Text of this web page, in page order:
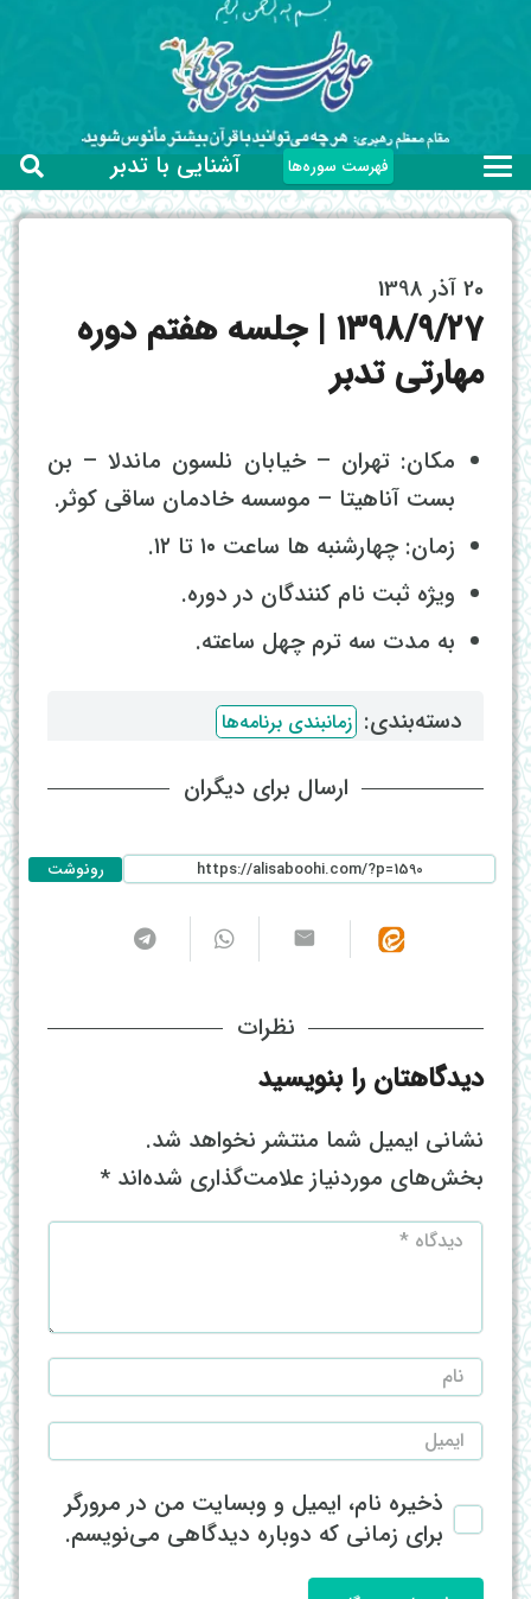
فهرست سوره‌ها آشنایی با تدبر
20 آذر 1398
۱۳۹۸/۹/۲7 | جلسه هفتم دوره
مهارتی تدبر
مکان: تهران – خیابان نلسون ماندلا – بن
بست آناهیتا – موسسه خادمان ساقی کوثر.
زمان: چهارشنبه ها ساعت ۱۰ تا ۱۲.
ویژه ثبت نام کنندگان در دوره.
به مدت سه ترم چهل ساعته.
دسته‌بندی: ‌ زمانبندی برنامه‌ها
ارسال برای دیگران
رونوشت
نظرات
دیدگاهتان را بنویسید
نشانی ایمیل شما منتشر نخواهد شد.
بخش‌های موردنیاز علامت‌گذاری شده‌اند *
ذخیره نام، ایمیل و وبسایت من در مرورگر
برای زمانی که دوباره دیدگاهی می‌نویسم.